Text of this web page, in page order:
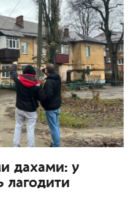
дахами: у
лагодити